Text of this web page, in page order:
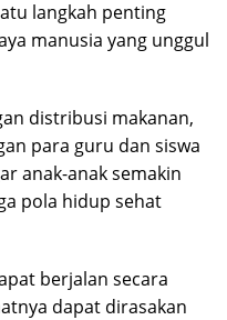
langkah penting
manusia yang unggul
distribusi makanan,
para guru dan siswa
anak-anak semakin
pola hidup sehat
berjalan secara
dapat dirasakan